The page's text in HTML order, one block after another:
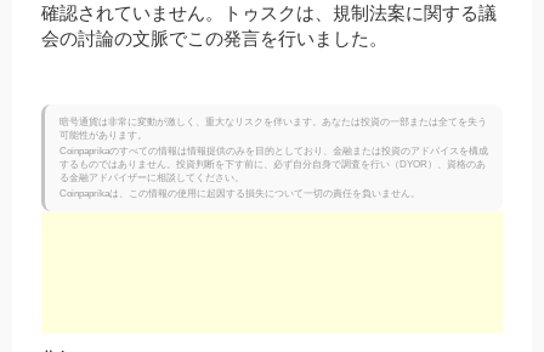
確認されていません。トゥスクは、規制法案に関する議
会の討論の文脈でこの発言を行いました。
暗号通貨は非常に変動が激しく、重大なリスクを伴います。あなたは投資の一部または全てを失う
可能性があります。
Coinpaprikaのすべての情報は情報提供のみを目的としており、金融または投資のアドバイスを構成
するものではありません。投資判断を下す前に、必ず自分自身で調査を行い（DYOR）、資格のあ
る金融アドバイザーに相談してください。
Coinpaprikaは、この情報の使用に起因する損失について一切の責任を負いません。